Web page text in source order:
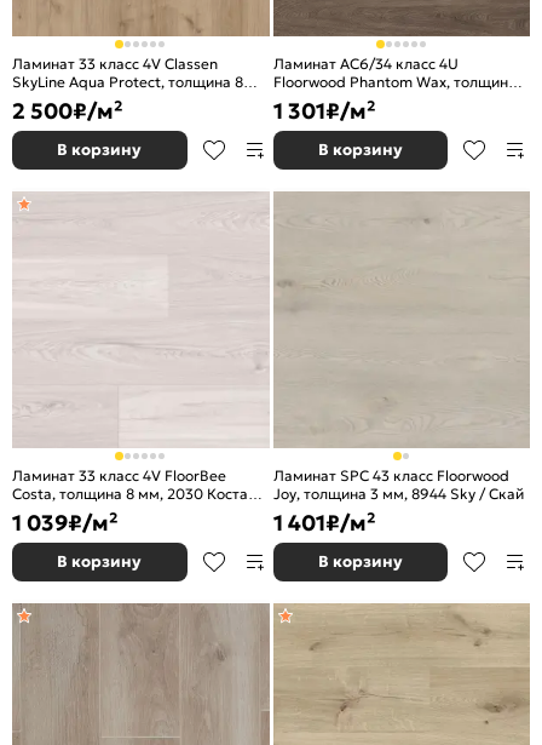
Ламинат 33 класс 4V Classen
SkyLine Aqua Protect, толщина 8
мм, 56182 Salome
2 500₽/м²
В корзину
Ламинат AC6/34 класс 4U
Floorwood Phantom Wax, толщина 8
мм, 8105 Дуб Хэмонд
1 301₽/м²
В корзину
Ламинат 33 класс 4V FloorBee
Costa, толщина 8 мм, 2030 Коста
Верде
1 039₽/м²
В корзину
Ламинат SPC 43 класс Floorwood
Joy, толщина 3 мм, 8944 Sky / Скай
1 401₽/м²
В корзину